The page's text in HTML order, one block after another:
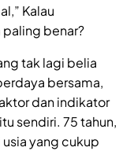
Kalau
benar?
tak lagi belia
bersama,
dan indikator
sendiri. 75 tahun,
yang cukup